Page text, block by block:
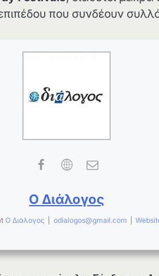
που συνδέουν
Ο Διάλογος
Ο Διάλογος odialogos@gmail.com